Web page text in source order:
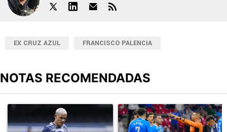
EX CRUZ AZUL FRANCISCO PALENCIA
NOTAS RECOMENDADAS
Un artículo de tendencia con el título "Revelan un detalle clave
Un artículo de tendencia con el